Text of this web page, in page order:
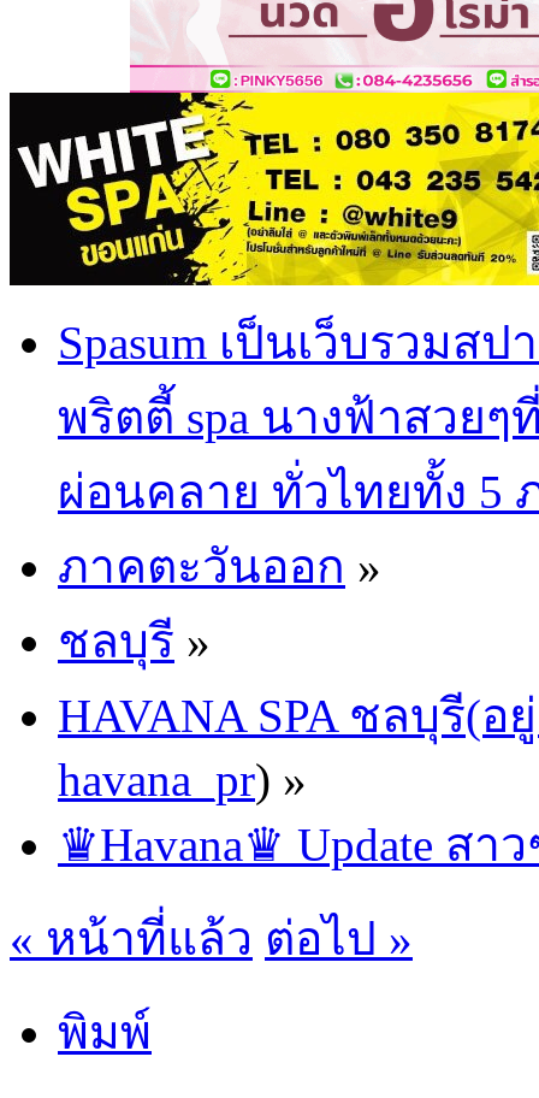
Spasum เป็นเว็บรวม
พริตตี้ spa นางฟ้าสวย
ผ่อนคลาย ทั่วไทยทั้ง 5
ภาคตะวันออก »
ชลบุรี »
HAVANA SPA ชลบุรี(
havana_pr) »
♛Havana♛ Update สา
« หน้าที่แล้ว ต่อไป »
พิมพ์